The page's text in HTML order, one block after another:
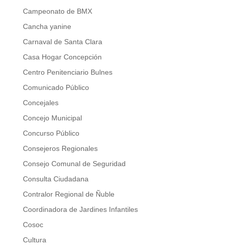
Campeonato de BMX
Cancha yanine
Carnaval de Santa Clara
Casa Hogar Concepción
Centro Penitenciario Bulnes
Comunicado Público
Concejales
Concejo Municipal
Concurso Público
Consejeros Regionales
Consejo Comunal de Seguridad
Consulta Ciudadana
Contralor Regional de Ñuble
Coordinadora de Jardines Infantiles
Cosoc
Cultura